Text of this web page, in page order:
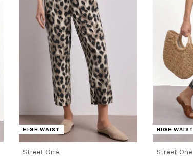
HIGH WAIST
Street One
HIGH WAIST
Street One